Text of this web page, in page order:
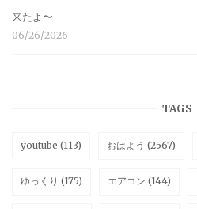
来たよ〜
06/26/2026
TAGS
youtube (113) おはよう (2567)
ゆっくり (175) エアコン (144)